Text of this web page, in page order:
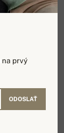
na prvý
ODOSLAŤ